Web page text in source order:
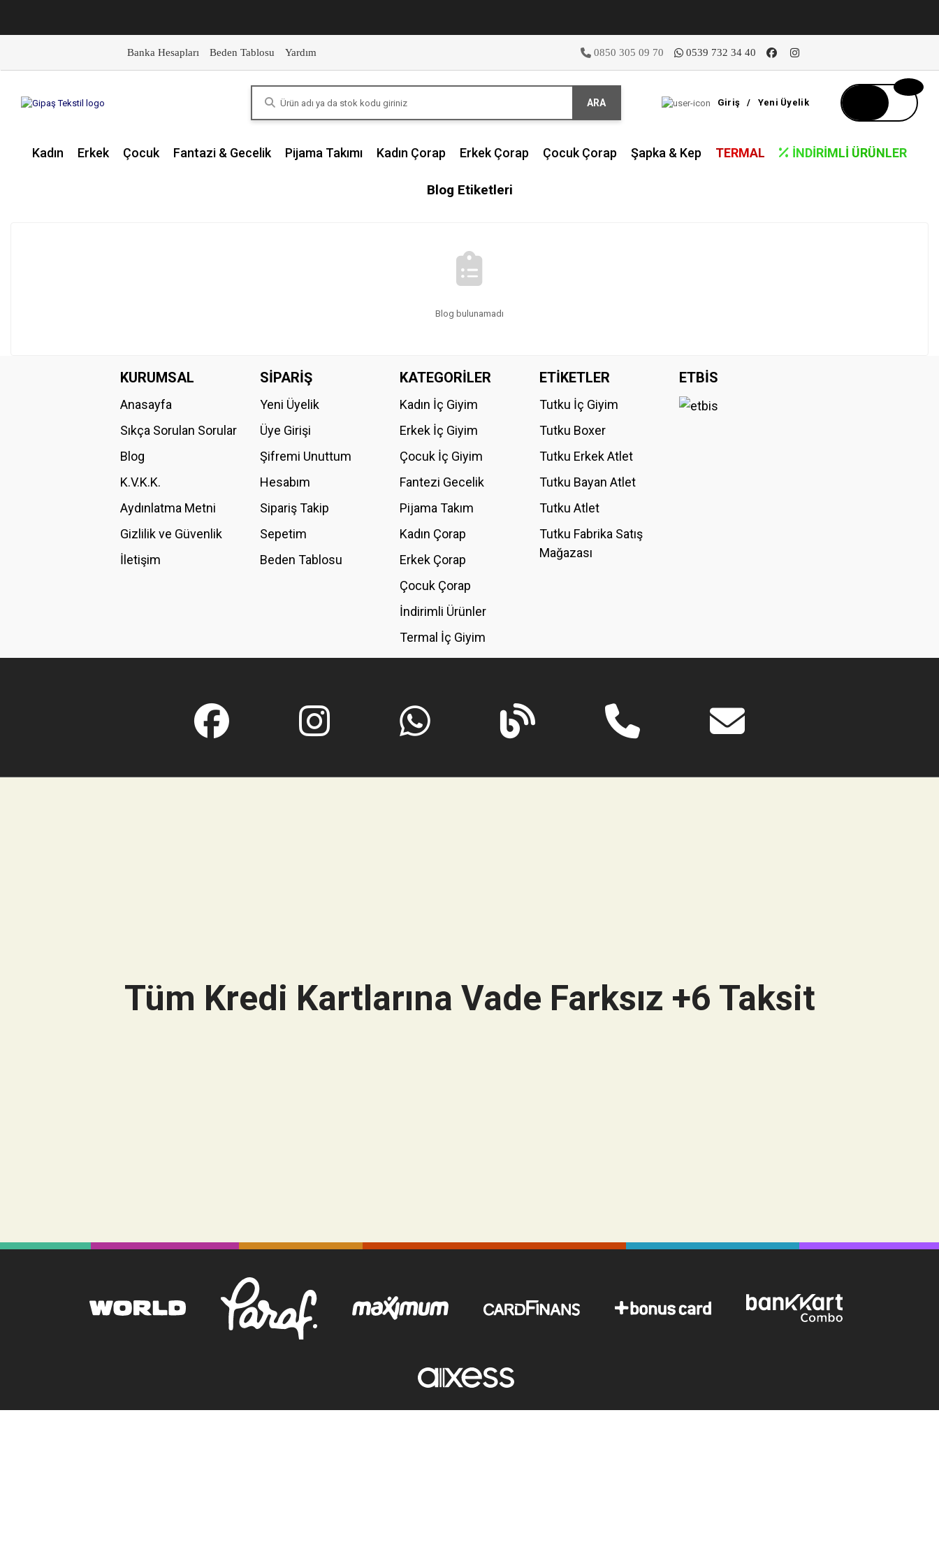
Banka Hesapları Beden Tablosu Yardım 0850 305 09 70 0539 732 34 40
ARA Giriş / Yeni Üyelik
Kadın Erkek Çocuk Fantazi & Gecelik Pijama Takımı Kadın Çorap Erkek Çorap Çocuk Çorap Şapka & Kep TERMAL İNDIRIMLI ÜRÜNLER
Blog Etiketleri
Blog bulunamadı
KURUMSAL
Anasayfa
Sıkça Sorulan Sorular
Blog
K.V.K.K.
Aydınlatma Metni
Gizlilik ve Güvenlik
İletişim
SİPARİŞ
Yeni Üyelik
Üye Girişi
Şifremi Unuttum
Hesabım
Sipariş Takip
Sepetim
Beden Tablosu
KATEGORİLER
Kadın İç Giyim
Erkek İç Giyim
Çocuk İç Giyim
Fantezi Gecelik
Pijama Takım
Kadın Çorap
Erkek Çorap
Çocuk Çorap
İndirimli Ürünler
Termal İç Giyim
ETİKETLER
Tutku İç Giyim
Tutku Boxer
Tutku Erkek Atlet
Tutku Bayan Atlet
Tutku Atlet
Tutku Fabrika Satış
Mağazası
ETBİS
Tüm Kredi Kartlarına Vade Farksız +6 Taksit